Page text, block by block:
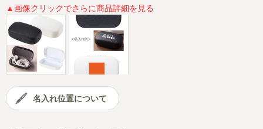
▲画像クリックでさらに商品詳細を見る
名入れ位置について